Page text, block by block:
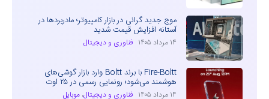
موج جدید گرانی در بازار کامپیوتر؛ مادربردها در
آستانه افزایش قیمت شدید
۱۴ مرداد ۱۴۰۵ فناوری و دیجیتال
Fire-Boltt با برند Boltt وارد بازار گوشی‌های
هوشمند می‌شود؛ رونمایی رسمی در ۲۵ اوت
۱۴ مرداد ۱۴۰۵ فناوری و دیجیتال، موبایل